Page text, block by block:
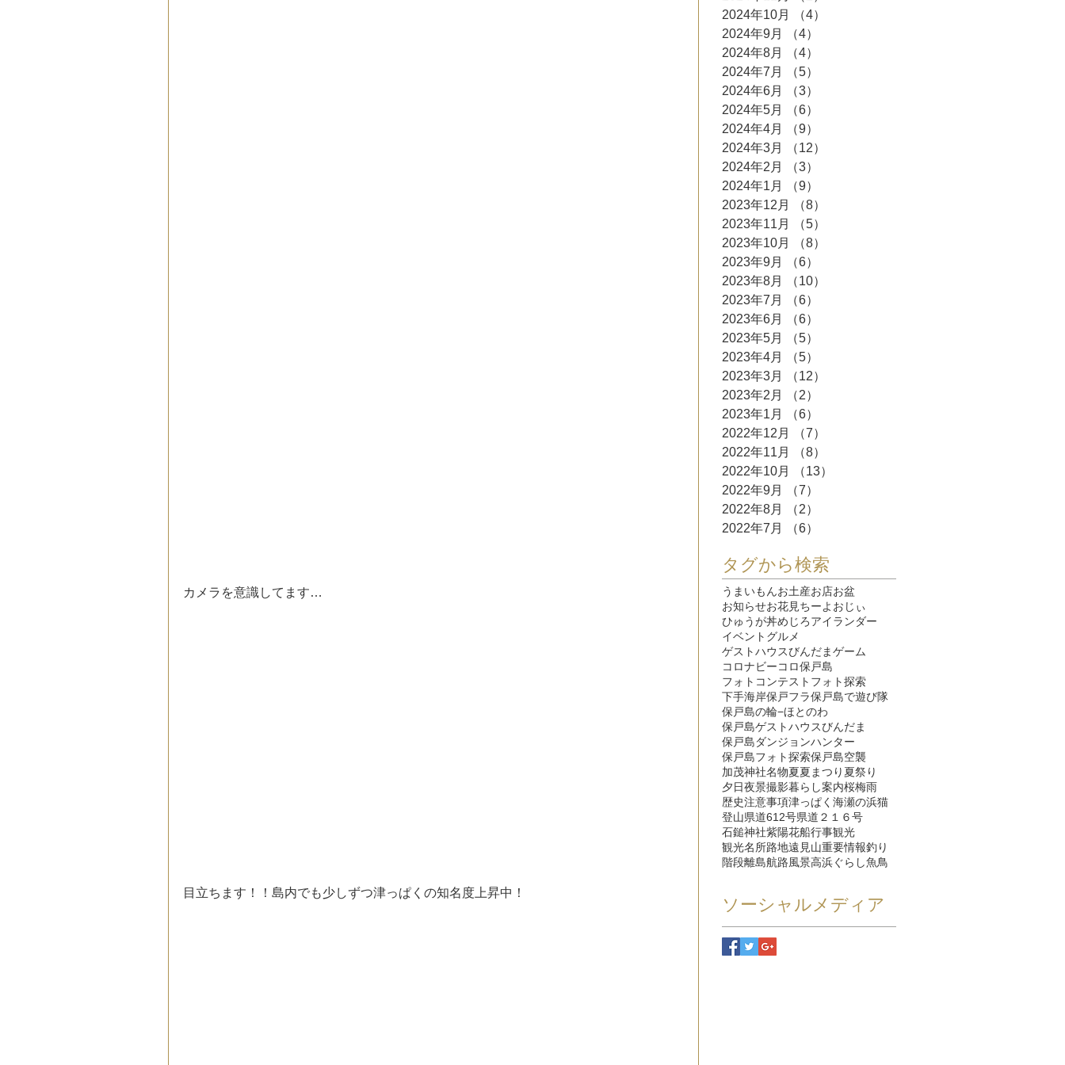
カメラを意識してます…
目立ちます！！島内でも少しずつ津っぱくの知名度上昇中！
2024年10月
（4）
2024年9月
（4）
2024年8月
（4）
2024年7月
（5）
2024年6月
（3）
2024年5月
（6）
2024年4月
（9）
2024年3月
（12）
2024年2月
（3）
2024年1月
（9）
2023年12月
（8）
2023年11月
（5）
2023年10月
（8）
2023年9月
（6）
2023年8月
（10）
2023年7月
（6）
2023年6月
（6）
2023年5月
（5）
2023年4月
（5）
2023年3月
（12）
2023年2月
（2）
2023年1月
（6）
2022年12月
（7）
2022年11月
（8）
2022年10月
（13）
2022年9月
（7）
2022年8月
（2）
2022年7月
（6）
タグから検索
うまいもんお土産お店お盆
お知らせお花見ちーよおじぃ
ひゅうが丼めじろアイランダー
イベント グルメ
ゲストハウスびんだまゲーム
コロナビーコロ保戸島
フォトコンテスト フォト探索
下手海岸保戸フラ保戸島で遊び隊
保戸島の輪−ほとのわ
保戸島ゲストハウスびんだま
保戸島ダンジョンハンター
保戸島フォト探索保戸島空襲
加茂神社名物夏夏まつり 夏祭り
夕日夜景撮影暮らし案内桜梅雨
歴史注意事項津っぱく 海瀬の浜猫
登山県道612号県道２１６号
石鎚神社紫陽花船行事観光
観光名所路地遠見山重要情報釣り
階段離島航路 風景高浜ぐらし魚鳥
ソーシャルメディア